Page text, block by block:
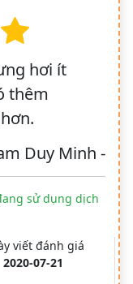
hơi ít
thêm
Duy Minh -
sử dụng dịch
viết đánh giá
2020-07-21